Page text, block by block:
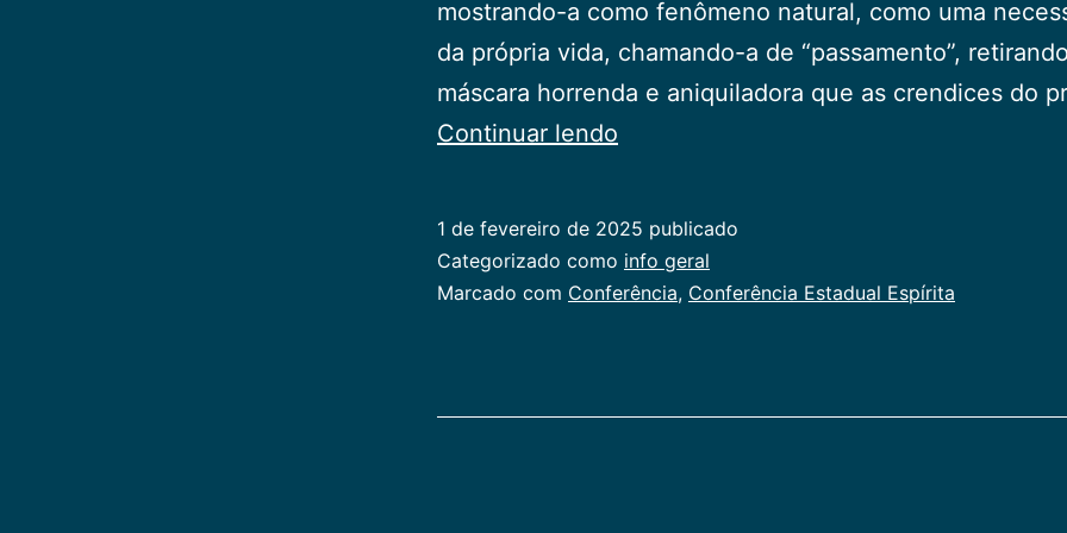
mostrando-a como fenômeno natural, como uma
da própria vida, chamando-a de “passamento”,
máscara horrenda e aniquiladora que as crendices do
Continuar lendo
Espírita
1 de fevereiro de 2025 publicado
Categorizado como info geral
Marcado com Conferência, Conferência Estadual Espírita